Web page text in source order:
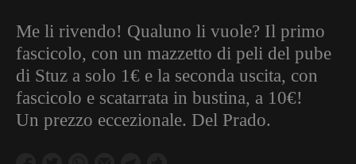
Me li rivendo! Qualuno li vuole? Il primo
fascicolo, con un mazzetto di peli del pube
di Stuz a solo 1€ e la seconda uscita, con
fascicolo e scatarrata in bustina, a 10€!
Un prezzo eccezionale. Del Prado.